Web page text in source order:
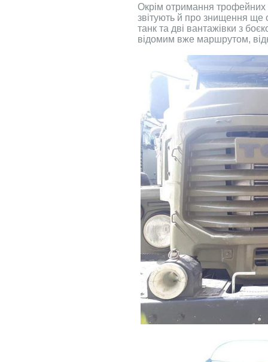
Окрім отримання
звітують й про знищення ще
танк та дві вантажівки з
відомим вже маршрутом,